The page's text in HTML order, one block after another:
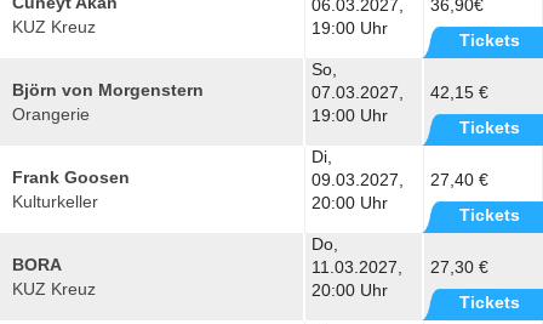
KUZ Kreuz
06.03.2027,
19:00 Uhr
36,90€
Tickets
Björn von Morgenstern
Orangerie
So,
07.03.2027,
19:00 Uhr
42,15 €
Tickets
Frank Goosen
Kulturkeller
Di,
09.03.2027,
20:00 Uhr
27,40 €
Tickets
BORA
KUZ Kreuz
Do,
11.03.2027,
20:00 Uhr
27,30 €
Tickets